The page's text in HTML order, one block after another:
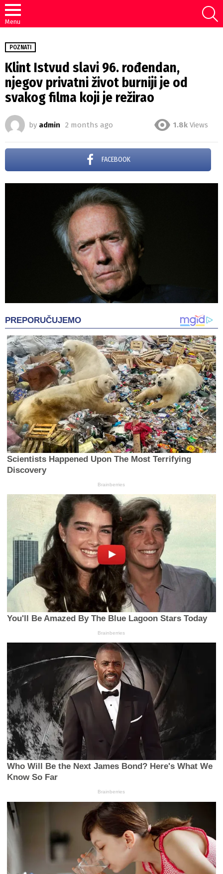
Menu
POZNATI
Klint Istvud slavi 96. rođendan,
njegov privatni život burniji je od
svakog filma koji je režirao
by admin 2 months ago 1.8k Views
FACEBOOK